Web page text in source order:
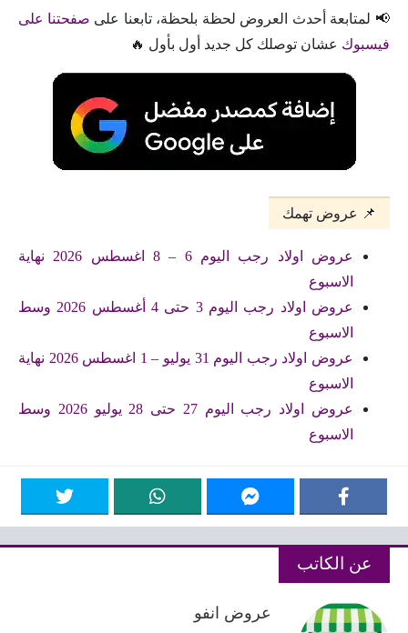
📢 لمتابعة أحدث العروض لحظة بلحظة، تابعنا على صفحتنا على
فيسبوك عشان توصلك كل جديد أول بأول 🔥
📌 عروض تهمك
عروض اولاد رجب اليوم 6 – 8 اغسطس 2026 نهاية
الاسبوع
عروض اولاد رجب اليوم 3 حتى 4 أغسطس 2026 وسط
الاسبوع
عروض اولاد رجب اليوم 31 يوليو – 1 اغسطس 2026 نهاية
الاسبوع
عروض اولاد رجب اليوم 27 حتى 28 يوليو 2026 وسط
الاسبوع
عن الكاتب
عروض انفو